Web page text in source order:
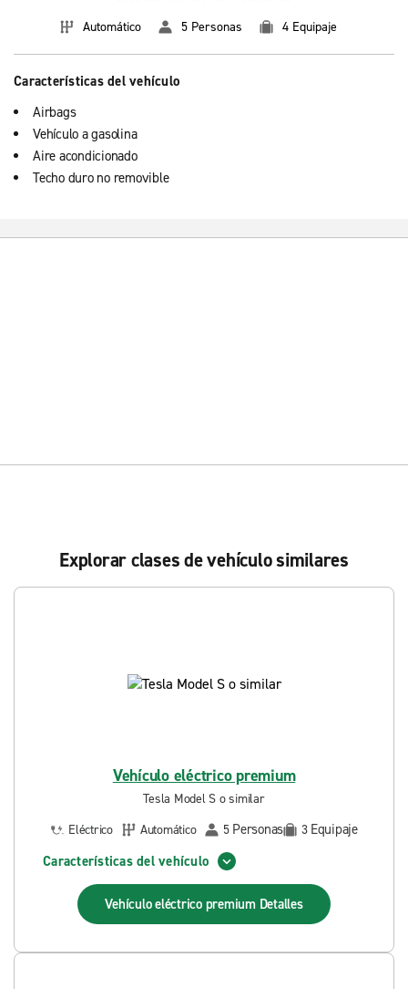
Automático 5 Personas 4 Equipaje
Características del vehículo
Airbags
Vehículo a gasolina
Aire acondicionado
Techo duro no removible
Explorar clases de vehículo similares
Vehículo eléctrico premium
Tesla Model S o similar
Eléctrico
Automático 5 Personas 3 Equipaje
Características del vehículo
Vehículo eléctrico premium Detalles